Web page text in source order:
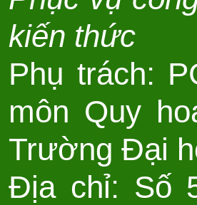
kiến thức
Phụ trách:
môn Quy
Trường Đại
Địa chỉ: Số